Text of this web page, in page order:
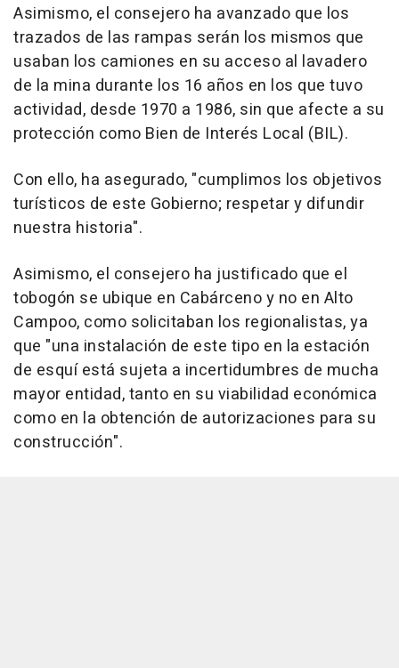
Asimismo, el consejero ha avanzado que los
trazados de las rampas serán los mismos que
usaban los camiones en su acceso al lavadero
de la mina durante los 16 años en los que tuvo
actividad, desde 1970 a 1986, sin que afecte a su
protección como Bien de Interés Local (BIL).
Con ello, ha asegurado, "cumplimos los objetivos
turísticos de este Gobierno; respetar y difundir
nuestra historia".
Asimismo, el consejero ha justificado que el
tobogón se ubique en Cabárceno y no en Alto
Campoo, como solicitaban los regionalistas, ya
que "una instalación de este tipo en la estación
de esquí está sujeta a incertidumbres de mucha
mayor entidad, tanto en su viabilidad económica
como en la obtención de autorizaciones para su
construcción".